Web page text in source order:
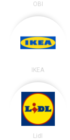
OBI
IKEA
Lidl